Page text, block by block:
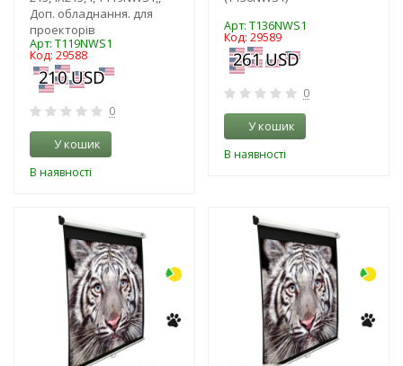
Доп. обладнання. для
проекторів
Арт: T119NWS1
Код: 29588
0
У кошик
В наявності
Арт: T136NWS1
Код: 29589
0
У кошик
В наявності